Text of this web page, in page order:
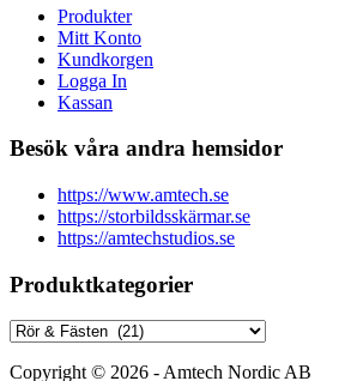
Produkter
Mitt Konto
Kundkorgen
Logga In
Kassan
Besök våra andra hemsidor
https://www.amtech.se
https://storbildsskärmar.se
https://amtechstudios.se
Produktkategorier
Copyright © 2026 - Amtech Nordic AB